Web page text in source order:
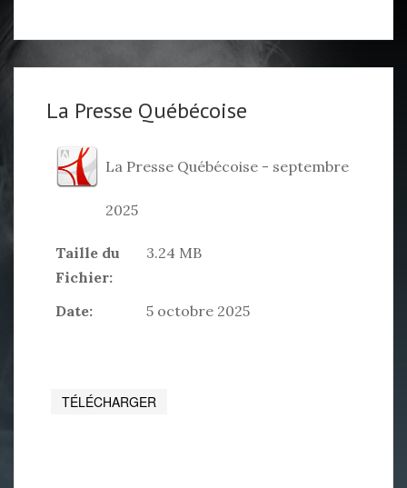
La Presse Québécoise
La Presse Québécoise - septembre
2025
Taille du
Fichier:
3.24 MB
Date: 5 octobre 2025